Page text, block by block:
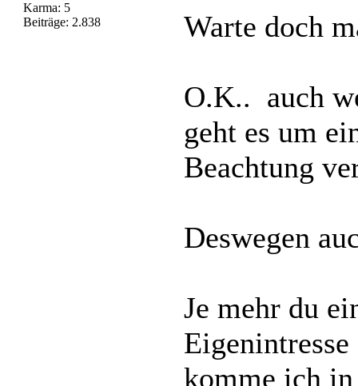
Karma: 5
Beiträge: 2.838
Warte doch
O.K.. auch
geht es um
Beachtung
Deswegen
Je mehr du
komme ich